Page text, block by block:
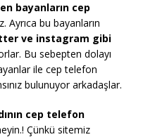
bayanların cep
Ayrıca bu bayanların
ve instagram gibi
Bu sebepten dolayı
ile cep telefon
bulunuyor arkadaşlar.
cep telefon
Çünkü sitemiz